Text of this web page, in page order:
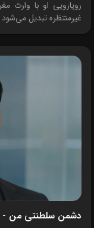
رویارویی او با وارث
غیرمنتظره تبدیل
دشمن سلطنتی من - فصل 1